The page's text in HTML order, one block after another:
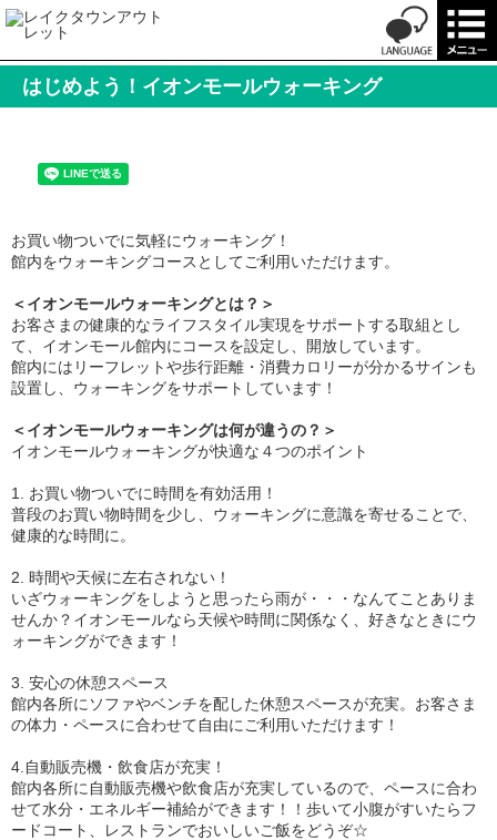
はじめよう！イオンモールウォーキング
お買い物ついでに気軽にウォーキング！
館内をウォーキングコースとしてご利用いただけます。
＜イオンモールウォーキングとは？＞
お客さまの健康的なライフスタイル実現をサポートする取組とし
て、イオンモール館内にコースを設定し、開放しています。
館内にはリーフレットや歩行距離・消費カロリーが分かるサインも
設置し、ウォーキングをサポートしています！
＜イオンモールウォーキングは何が違うの？＞
イオンモールウォーキングが快適な４つのポイント
1. お買い物ついでに時間を有効活用！
普段のお買い物時間を少し、ウォーキングに意識を寄せることで、
健康的な時間に。
2. 時間や天候に左右されない！
いざウォーキングをしようと思ったら雨が・・・なんてことありま
せんか？イオンモールなら天候や時間に関係なく、好きなときにウ
ォーキングができます！
3. 安心の休憩スペース
館内各所にソファやベンチを配した休憩スペースが充実。お客さま
の体力・ペースに合わせて自由にご利用いただけます！
4.自動販売機・飲食店が充実！
館内各所に自動販売機や飲食店が充実しているので、ペースに合わ
せて水分・エネルギー補給ができます！！歩いて小腹がすいたらフ
ードコート、レストランでおいしいご飯をどうぞ☆